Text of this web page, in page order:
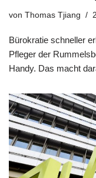
von Thomas Tjiang
Bürokratie schneller
Pfleger der
Handy. Das macht